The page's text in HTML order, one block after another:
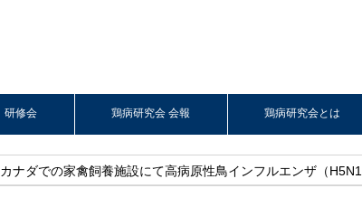
研修会 鶏病研究会 会報 鶏病研究会とは
カナダでの家禽飼養施設にて高病原性鳥インフルエンザ（